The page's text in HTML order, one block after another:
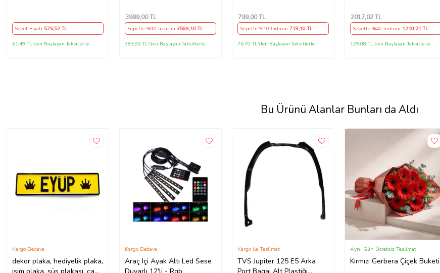
Sepet Fiyatı 576,52 TL
61,49 TL'den Başlayan Taksitlerle
7Li Hepsi İnce(2018-
22)Arasmto (Siyah)
3999,00 TL
Sepette %10 İndirim 3599,10 TL
383,90 TL'den Başlayan Taksitlerle
799,00 TL
Sepette %10 İndirim 719,10 TL
76,70 TL'den Başlayan Taksitlerle
2017,02 TL
Sepette %40 İndirim 1210,21 TL
129,08 TL'den Başlayan Taksitlerle
Bu Ürünü Alanlar Bunları da Aldı
dekor plaka, hediyelik plaka,
Kargo Bedava
Araç Içi Ayak Altı Led Sese
Kargo Bedava
TVS Jupiter 125 E5 Arka
Kargo ile Teslimat
Kırmızı Gerbera Çiçek Buketi
Aynı Gün Ücretsiz Teslimat